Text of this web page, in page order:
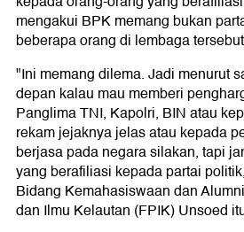
mengakui BPK memang bukan
beberapa orang di lembaga
"Ini memang dilema. Jadi menurut
depan kalau mau memberi
Panglima TNI, Kapolri, BIN atau
rekam jejaknya jelas atau kepada
berjasa pada negara silakan, tapi
yang berafiliasi kepada partai
Bidang Kemahasiswaan dan
dan Ilmu Kelautan (FPIK) Unsoed